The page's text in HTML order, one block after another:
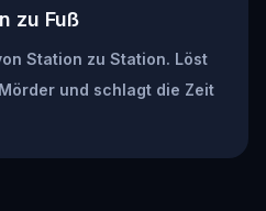
zu Fuß
Station zu Station. Löst
und schlagt die Zeit